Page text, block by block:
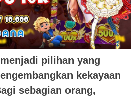
pilihan yang
kekayaan
sebagian orang,